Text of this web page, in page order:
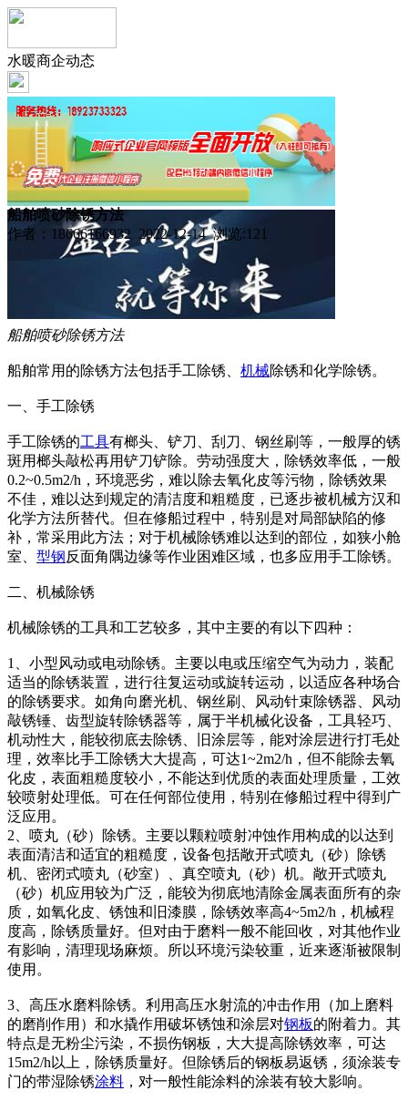
水暖商企动态
船舶喷砂除锈方法
作者：18666166932 2022-12-14 浏览:121
船舶喷砂除锈方法
船舶常用的除锈方法包括手工除锈、 机械除锈和化学除锈。
一、手工除锈
手工除锈的工具有榔头、铲刀、刮刀、钢丝刷等，一般厚的锈
斑用榔头敲松再用铲刀铲除。劳动强度大，除锈效率低，一般
0.2~0.5m2/h，环境恶劣，难以除去氧化皮等污物，除锈效果
不佳，难以达到规定的清洁度和粗糙度，已逐步被机械方汉和
化学方法所替代。但在修船过程中，特别是对局部缺陷的修
补，常采用此方法；对于机械除锈难以达到的部位，如狭小舱
室、 型钢反面角隅边缘等作业困难区域，也多应用手工除锈。
二、机械除锈
机械除锈的工具和工艺较多，其中主要的有以下四种：
1、小型风动或电动除锈。主要以电或压缩空气为动力，装配
适当的除锈装置，进行往复运动或旋转运动，以适应各种场合
的除锈要求。如角向磨光机、钢丝刷、风动针束除锈器、风动
敲锈锤、齿型旋转除锈器等，属于半机械化设备，工具轻巧、
机动性大，能较彻底去除锈、旧涂层等，能对涂层进行打毛处
理，效率比手工除锈大大提高，可达1~2m2/h，但不能除去氧
化皮，表面粗糙度较小，不能达到优质的表面处理质量，工效
较喷射处理低。可在任何部位使用，特别在修船过程中得到广
泛应用。
2、喷丸（砂）除锈。主要以颗粒喷射冲蚀作用构成的以达到
表面清洁和适宜的粗糙度，设备包括敞开式喷丸（砂）除锈
机、密闭式喷丸（砂室）、真空喷丸（砂）机。敞开式喷丸
（砂）机应用较为广泛，能较为彻底地清除金属表面所有的杂
质，如氧化皮、锈蚀和旧漆膜，除锈效率高4~5m2/h，机械程
度高，除锈质量好。但对由于磨料一般不能回收，对其他作业
有影响，清理现场麻烦。所以环境污染较重，近来逐渐被限制
使用。
3、高压水磨料除锈。利用高压水射流的冲击作用（加上磨料
的磨削作用）和水撬作用破坏锈蚀和涂层对钢板的附着力。其
特点是无粉尘污染，不损伤钢板，大大提高除锈效率，可达
15m2/h以上，除锈质量好。但除锈后的钢板易返锈，须涂装专
门的带湿除锈涂料 ，对一般性能涂料的涂装有较大影响。